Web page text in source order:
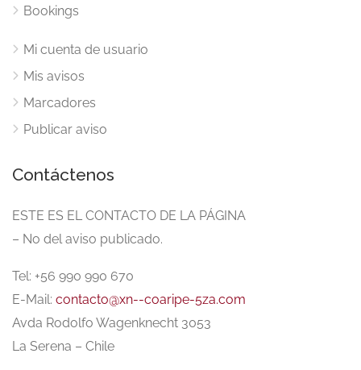
Bookings
Mi cuenta de usuario
Mis avisos
Marcadores
Publicar aviso
Contáctenos
ESTE ES EL CONTACTO DE LA PÁGINA
– No del aviso publicado.
Tel: +56 990 990 670
E-Mail: contacto@xn--coaripe-5za.com
Avda Rodolfo Wagenknecht 3053
La Serena – Chile